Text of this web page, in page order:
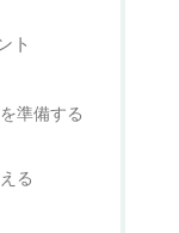
ト
準備する
る